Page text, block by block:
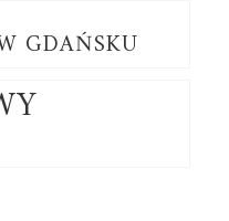
GDAŃSKU